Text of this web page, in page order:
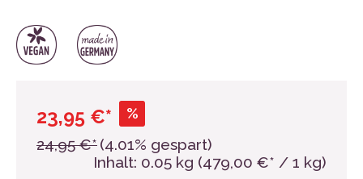
23,95 €* %
24,95 €*(4.01% gespart)
Inhalt: 0.05 kg (479,00 €* / 1 kg)